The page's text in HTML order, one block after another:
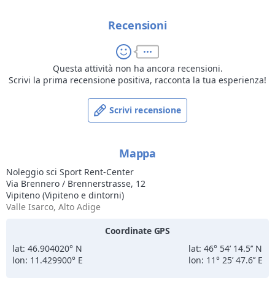
accessori), troverete la consulenza professionale che cercate
Recensioni
Questa attività non ha ancora recensioni.
Scrivi la prima recensione positiva, racconta la tua esperienza!
Scrivi recensione
Mappa
Noleggio sci Sport Rent-Center
Via Brennero / Brennerstrasse, 12
Vipiteno (Vipiteno e dintorni)
Valle Isarco, Alto Adige
Coordinate GPS
lat: 46.904020° N
lon: 11.429900° E
lat: 46° 54’ 14.5’’ N
lon: 11° 25’ 47.6’’ E